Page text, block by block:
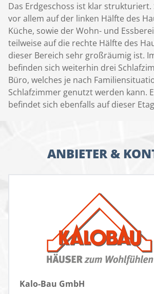
Das Erdgeschoss ist klar strukturiert.
vor allem auf der linken Hälfte des
Küche, sowie der Wohn- und
teilweise auf die rechte Hälfte des
dieser Bereich sehr großräumig ist.
befinden sich weiterhin drei
Büro, welches je nach
Schlafzimmer genutzt werden kann.
befindet sich ebenfalls auf dieser
ANBIETER &
Kalo-Bau GmbH